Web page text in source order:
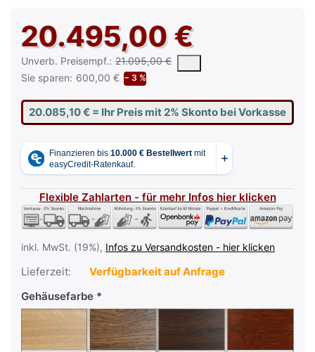
20.495,00 €
Unverb. Preisempf.: 21.095,00 €
Die UVP ist der vorgeschlagene oder empfohlene
Sie sparen: 600,00 € − 3 %
20.085,10 € = Ihr Preis mit 2% Skonto bei Vorkasse
Flexible Zahlarten - für mehr Infos hier klicken
inkl. MwSt. (19%), Infos zu Versandkosten - hier klicken
Lieferzeit:
Verfügbarkeit auf Anfrage
Gehäusefarbe